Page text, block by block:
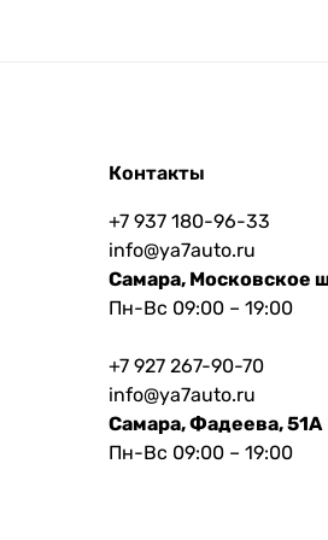
Контакты
+7 937 180-96-33
info@ya7auto.ru
Самара, Московское
Пн-Вс 09:00 – 19:00
+7 927 267-90-70
info@ya7auto.ru
Самара, Фадеева, 51А
Пн-Вс 09:00 – 19:00